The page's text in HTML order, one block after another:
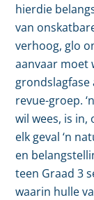
hierdie
van
verhoog, glo
aanvaar moet
revue-groep.
wil wees, is in,
elk geval ‘n
en
teen Graad 3
waarin hulle